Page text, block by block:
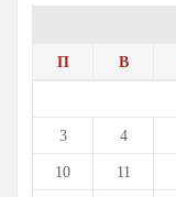
П В
3 4
10 11